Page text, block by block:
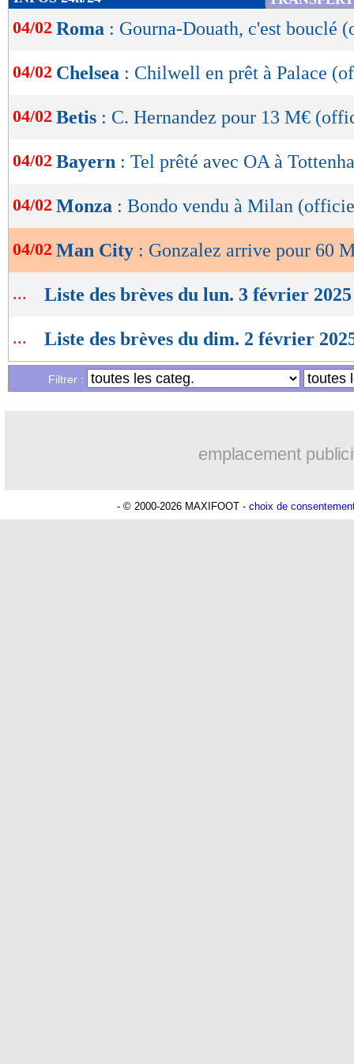
Lu 13.803 fois- Eric Bethsy -
de
lecture
OK
04/02 Roma : Gourna-Douath, c'est bouclé
04/02 Chelsea : Chilwell en prêt à Palace
04/02 Betis : C. Hernandez pour 13 M€
04/02 Bayern : Tel prêté avec OA à
04/02 Monza : Bondo vendu à Milan
04/02 Man City : Gonzalez arrive pour 60
... Liste des brèves du lun. 3 février 2025
... Liste des brèves du dim. 2 février
Filtrer :
emplacement
- © 2000-2026 MAXIFOOT - choix de